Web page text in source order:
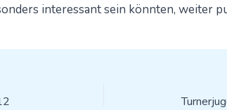
interessant sein könnten, weiter